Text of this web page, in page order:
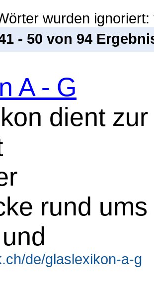
wurden
- 50 von 94
A - G
dient zur
rund ums
de/glaslexikon-a-g